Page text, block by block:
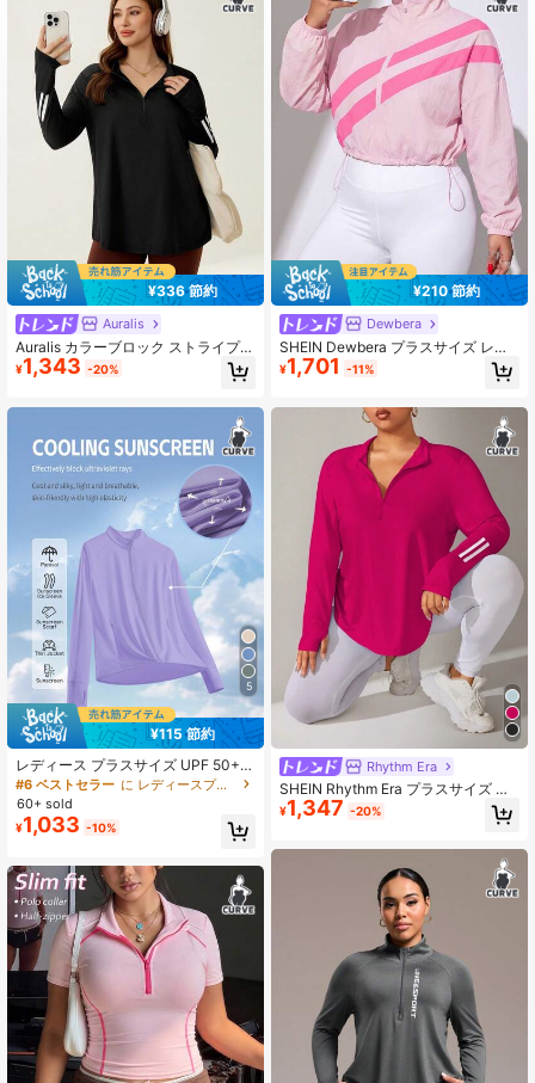
4.84 211K フォロワー
211K フォロワー
211K フォロワー
¥336 節約
Auralis
Auralis カラーブロック ストライプ
サムホール 長袖 スポーツパーカー、
トラックスーツ、ジャージシャツ、
¥1,343 -20%
5
¥115 節約
レディース プラスサイズ UPF 50+
通気性ジャケット ポケット付き、ア
ウトドアウェア、スタンドカラー 日
よけジャケット スプリングスポーツ
#6 ベストセラー
に レディースプラスサイズスポーツジャケット
60+ sold
¥1,033 -10%
¥210 節約
Dewbera
SHEIN Dewbera プラスサイズ レデ
ィース 春/秋 スポーツジャケット、
小さなスタンドカラー、ルーズフィ
ー生地、カラーブロックストライプ
パッチワーク、フルジップ、ドロー
ストリングヘム、日常カジュアル、
ランニング、ヨガ、ジム、テニス、
ゴルフ、サイクリングに適していま
¥1,701 -11%
Rhythm Era
SHEIN Rhythm Era プラスサイズ レ
ディース ストライプ ジッパー ハー
フプラケット 長袖 フリース スウェ
¥1,347 -20%